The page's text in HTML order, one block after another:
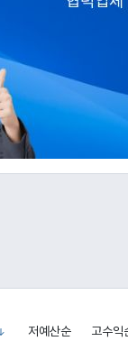
저예산순 고수익